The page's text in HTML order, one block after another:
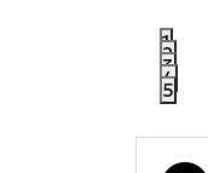
1
2
3
4
5